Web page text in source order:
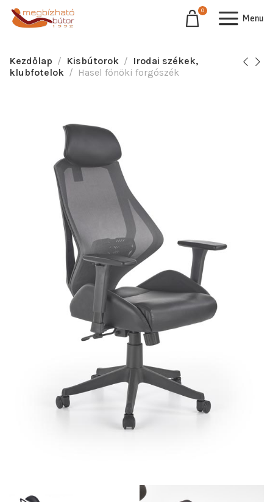
0
Menu
Kezdőlap Kisbútorok
Irodai székek,
klubfotelok
Hasel főnöki forgószék